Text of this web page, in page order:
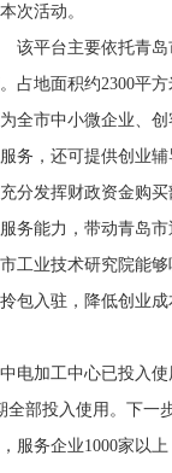
次活动。
平台主要依托青岛
占地面积约2300平
全市中小微企业、
务，还可提供创业
分发挥财政资金购
务能力，带动青岛
工业技术研究院能
包入驻，降低创业
电加工中心已投入
全部投入使用。下
服务企业1000家以